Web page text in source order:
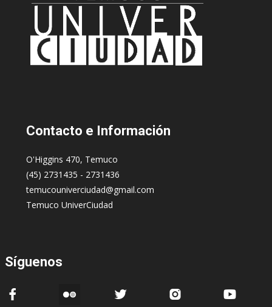
Contacto e Información
O'Higgins 470, Temuco
(45) 2731435 - 2731436
temucouniverciudad@gmail.com
Temuco UniverCiudad
Síguenos